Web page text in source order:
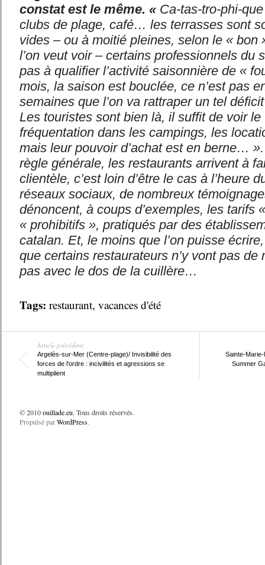
constat est le même. « Ca-tas-tro-phi-
clubs de plage, café… les terrasses sont
vides – ou à moitié pleines, selon le « bon
l’on veut voir – certains professionnels du
pas à qualifier l’activité saisonnière de «
mois, la saison est bouclée, ce n’est pas
semaines que l’on va rattraper un tel
Les touristes sont bien là, il suffit de voir le
fréquentation dans les campings, les
mais leur pouvoir d’achat est en berne…
règle générale, les restaurants arrivent à
clientèle, c’est loin d’être le cas à l’heure
réseaux sociaux, de nombreux
dénoncent, à coups d’exemples, les tarifs
« prohibitifs », pratiqués par des
catalan. Et, le moins que l’on puisse
que certains restaurateurs n’y vont pas de
pas avec le dos de la cuillère…
Tags: restaurant, vacances d'été
Article précédent
Argelès-sur-Mer (Centre-plage)/ Invisibilité des
forces de l'ordre : incivilités et agressions se
multiplient
Sainte-
Summer
© 2010ouillade.eu. Tous droits réservés.
Propulsé parWordPress.